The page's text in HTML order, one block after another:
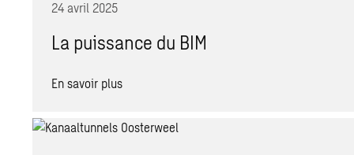
24 avril 2025
La puissance du BIM
En savoir plus